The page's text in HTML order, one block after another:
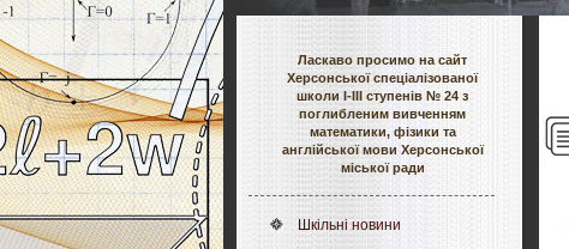
Ласкаво просимо на сайт
Херсонської спеціалізованої
школи І-ІІІ ступенів № 24 з
поглибленим вивченням
математики, фізики та
англійської мови Херсонської
міської ради
Шкільні новини